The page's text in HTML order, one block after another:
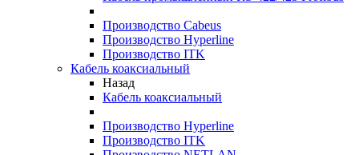
Производство Cabeus
Производство Hyperline
Производство ITK
Кабель коаксиальный
Назад
Кабель коаксиальный
Производство Hyperline
Производство ITK